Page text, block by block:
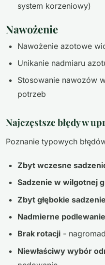
system korzeniowy)
Nawożenie
Nawożenie azotowe
Unikanie nadmiaru
Stosowanie nawozów
potrzeb
Najczęstsze błędy w
Poznanie typowych
Zbyt wczesne
Sadzenie w wilgotnej
Zbyt głębokie sadzenie
Nadmierne podlewanie
Brak rotacji -
Niewłaściwy wybór